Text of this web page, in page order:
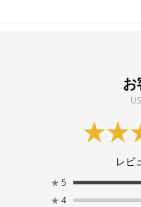
お
レビ
★ 5
★ 4